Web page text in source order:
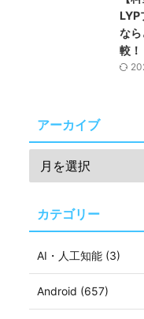
な
較！
アーカイブ
カテゴリー
AI・人工知能 (3)
Android (657)